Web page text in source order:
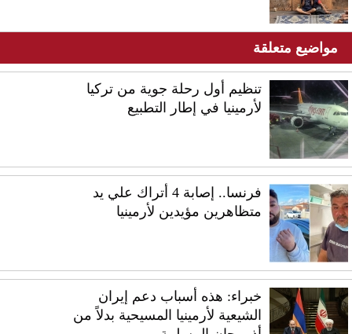
مواضيع متعلقة
تنظيم أول رحلة جوية من تركيا
لأرمينيا في إطار التطبيع
فرنسا.. إصابة 4 أتراك علي يد
متظاهرين مؤيدين لأرمينيا
خبراء: هذه أسباب دعم إيران
الشيعية لأرمينيا المسيحية بدلاً من